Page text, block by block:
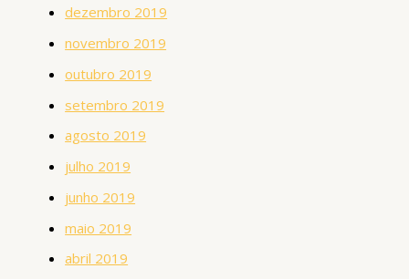
dezembro 2019
novembro 2019
outubro 2019
setembro 2019
agosto 2019
julho 2019
junho 2019
maio 2019
abril 2019